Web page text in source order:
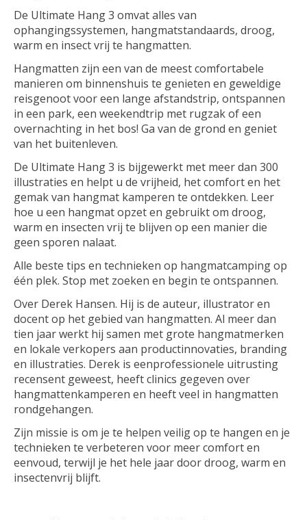
De Ultimate Hang 3 omvat alles van
ophangingssystemen, hangmatstandaards, droog,
warm en insect vrij te hangmatten.
Hangmatten zijn een van de meest comfortabele
manieren om binnenshuis te genieten en geweldige
reisgenoot voor een lange afstandstrip, ontspannen
in een park, een weekendtrip met rugzak of een
overnachting in het bos! Ga van de grond en geniet
van het buitenleven.
De Ultimate Hang 3 is bijgewerkt met meer dan 300
illustraties en helpt u de vrijheid, het comfort en het
gemak van hangmat kamperen te ontdekken. Leer
hoe u een hangmat opzet en gebruikt om droog,
warm en insecten vrij te blijven op een manier die
geen sporen nalaat.
Alle beste tips en technieken op hangmatcamping op
één plek. Stop met zoeken en begin te ontspannen.
Over Derek Hansen. Hij is de auteur, illustrator en
docent op het gebied van hangmatten. Al meer dan
tien jaar werkt hij samen met grote hangmatmerken
en lokale verkopers aan productinnovaties, branding
en illustraties. Derek is eenprofessionele uitrusting
recensent geweest, heeft clinics gegeven over
hangmattenkamperen en heeft veel in hangmatten
rondgehangen.
Zijn missie is om je te helpen veilig op te hangen en je
technieken te verbeteren voor meer comfort en
eenvoud, terwijl je het hele jaar door droog, warm en
insectenvrij blijft.